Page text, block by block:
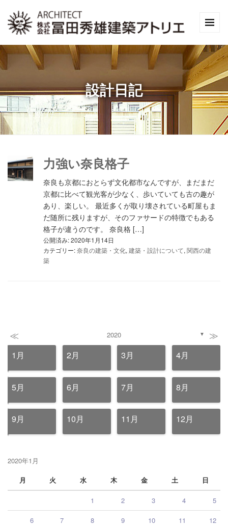
設計日記
力強い奈良格子
奈良も京都におとらず文化都市なんですが、まだまだ
京都に比べて観光客が少なく、歩いていても古の趣が
あり、楽しい。 最近多くが取り壊されている町屋もま
だ随所に残りますが、そのファサードの特徴でもある
格子が違うのです。 奈良格 […]
公開済み: 2020年1月14日
カテゴリー:奈良の建築・文化, 建築・設計について, 関西の建
築
≪ 2020 ▼ ≫
1月 2月 3月 4月
5月 6月 7月 8月
9月 10月 11月 12月
2020年1月
月
火 水 木 金 土 日
1 2 3 4 5
6 7 8 9 10 11 12